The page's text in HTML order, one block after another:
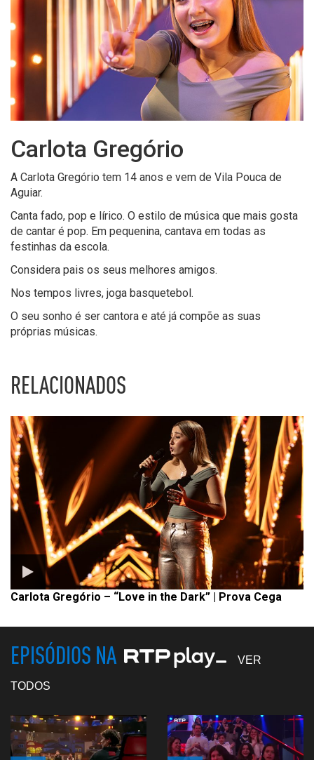
Carlota Gregório
A Carlota Gregório tem 14 anos e vem de Vila Pouca de
Aguiar.
Canta fado, pop e lírico. O estilo de música que mais gosta
de cantar é pop. Em pequenina, cantava em todas as
festinhas da escola.
Considera pais os seus melhores amigos.
Nos tempos livres, joga basquetebol.
O seu sonho é ser cantora e até já compõe as suas
próprias músicas.
RELACIONADOS
Carlota Gregório – “Love in the Dark” | Prova Cega
EPISÓDIOS NA VER
TODOS